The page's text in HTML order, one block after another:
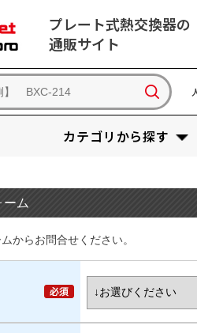
プレート式熱交換器の
通販サイト
カテゴリから探す
ーム
からお問合せください。